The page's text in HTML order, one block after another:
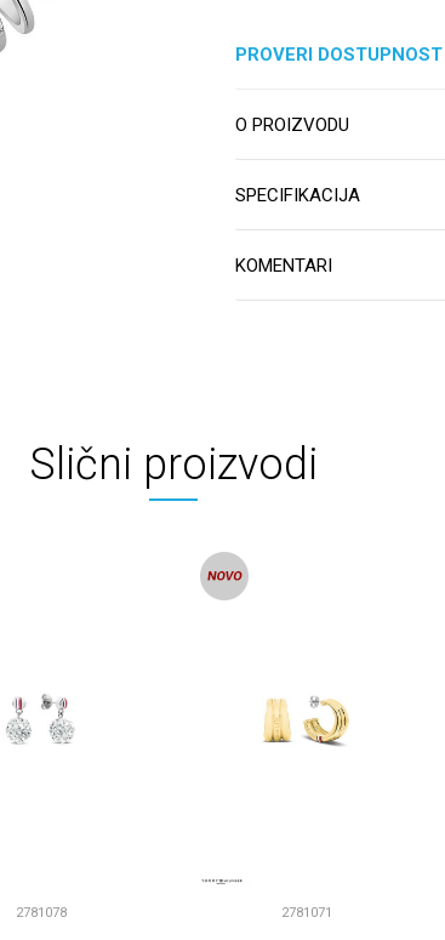
PROVERI
O PROIZVODU
SPECIFIKACIJA
KOMENTARI
Slični proizvodi
2781078 2781071